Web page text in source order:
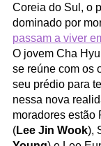
Coreia do Sul, o
dominado por
passam a viver
O jovem Cha
se reúne com os
seu prédio para
nessa nova
moradores estão
(Lee Jin Wook),